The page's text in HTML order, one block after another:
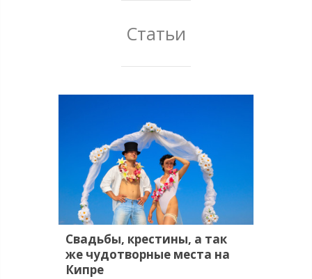
Статьи
Свадьбы, крестины, а так
же чудотворные места на
Кипре